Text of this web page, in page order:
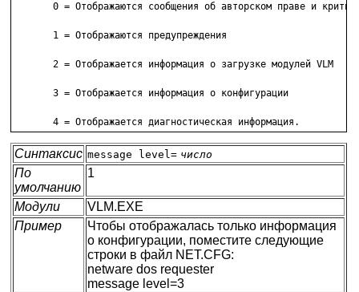
0 = Отображаются сообщения об авторском праве и
       1 = Отображаются предупреждения
       2 = Отображается информация о загрузке модулей VLM
       3 = Отображается информация о конфигурации
       4 = Отображается диагностическая информация.
Синтаксис message level= число
По
умолчанию
1
Модули
VLM.EXE
Пример
Чтобы отображалась только информация
о конфигурации, поместите следующие
строки в файл NET.CFG:
netware dos requester
message level=3